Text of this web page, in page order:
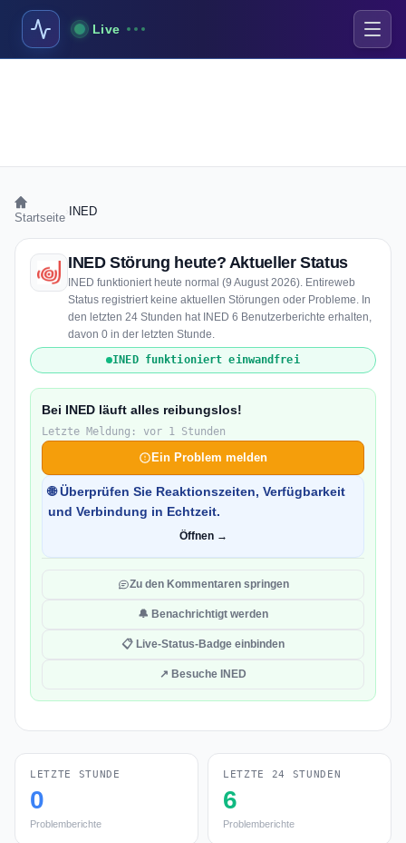
Live
Startseite INED
INED Störung heute? Aktueller Status
INED funktioniert heute normal (9 August 2026). Entireweb
Status registriert keine aktuellen Störungen oder Probleme. In
den letzten 24 Stunden hat INED 6 Benutzerberichte erhalten,
davon 0 in der letzten Stunde.
INED funktioniert einwandfrei
Bei INED läuft alles reibungslos!
Letzte Meldung: vor 1 Stunden
Ein Problem melden
🌐 Überprüfen Sie Reaktionszeiten, Verfügbarkeit
und Verbindung in Echtzeit.
Öffnen →
Zu den Kommentaren springen
🔔 Benachrichtigt werden
📋 Live-Status-Badge einbinden
↗ Besuche INED
LETZTE STUNDE
0
Problemberichte
LETZTE 24 STUNDEN
6
Problemberichte